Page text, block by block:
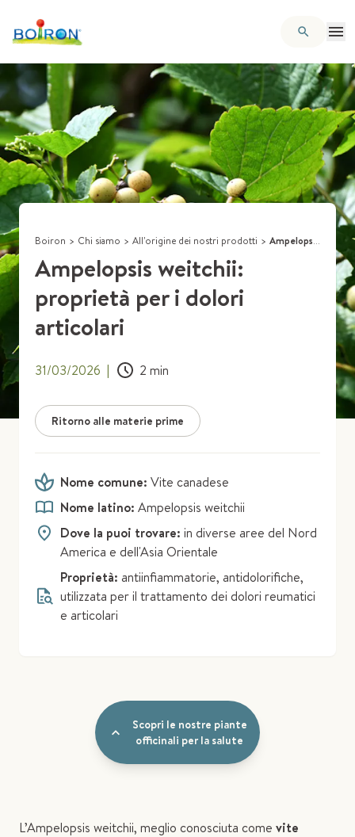
Boiron > Chi siamo > All'origine dei nostri prodotti > Ampelopsis weitchii: proprietà per i dolori articolari
Ampelopsis weitchii:
proprietà per i dolori
articolari
31/03/2026 | 2 min
Ritorno alle materie prime
Nome comune: Vite canadese
Nome latino: Ampelopsis weitchii
Dove la puoi trovare: in diverse aree del Nord
America e dell'Asia Orientale
Proprietà: antiinfiammatorie, antidolorifiche,
utilizzata per il trattamento dei dolori reumatici
e articolari
Scopri le nostre piante
officinali per la salute
L’Ampelopsis weitchii, meglio conosciuta come vite